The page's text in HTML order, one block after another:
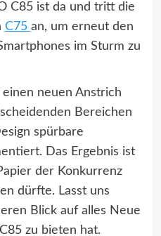
C85 ist da und tritt die
C75 an, um erneut den
im Sturm zu
neuen Anstrich
Bereichen
spürbare
Das Ergebnis ist
der Konkurrenz
dürfte. Lasst uns
Blick auf alles Neue
zu bieten hat.